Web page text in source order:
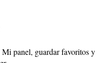
Mi panel, guardar favoritos y